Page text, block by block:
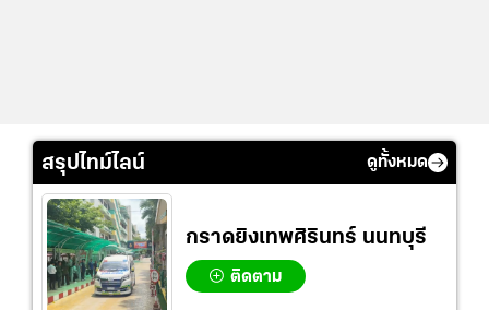
สรุปไทม์ไลน์ ดูทั้งหมด
กราดยิงเทพศิรินทร์ นนทบุรี
ติดตาม